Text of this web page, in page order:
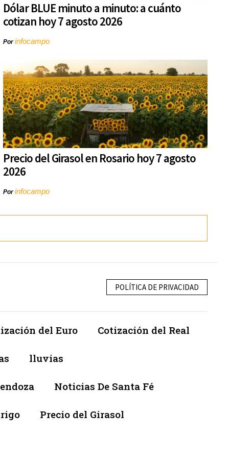
Dólar BLUE minuto a minuto: a cuánto
cotizan hoy 7 agosto 2026
Porinfocampo
Precio del Girasol en Rosario hoy 7 agosto
2026
Porinfocampo
POLÍTICA DE PRIVACIDAD
del Euro Cotización del Real
lluvias
Noticias De Santa Fé
Precio del Girasol